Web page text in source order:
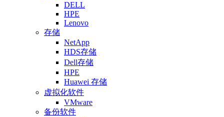
DELL
HPE
Lenovo
存储
NetApp
HDS存储
Dell存储
HPE
Huawei 存储
虚拟化软件
VMware
备份软件